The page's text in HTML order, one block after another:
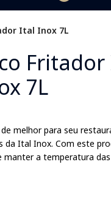
Ital Inox 7L
7L
melhor para seu
da Ital Inox. Com este
manter a temperatura